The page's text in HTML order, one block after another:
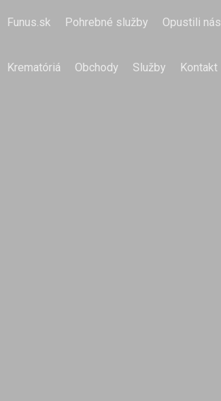
Funus.sk Pohrebné služby Opustili nás
Krematóriá Obchody Služby Kontakt